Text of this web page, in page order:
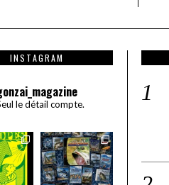
INSTAGRAM
le détail compte.